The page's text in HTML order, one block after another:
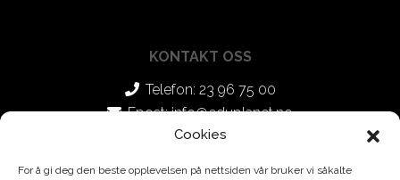
Cookies
For å gi deg den beste opplevelsen på nettsiden vår bruker vi såkalte
KONTAKT OSS
Telefon: 23 96 75 00
Epost:info@eduplanet.no